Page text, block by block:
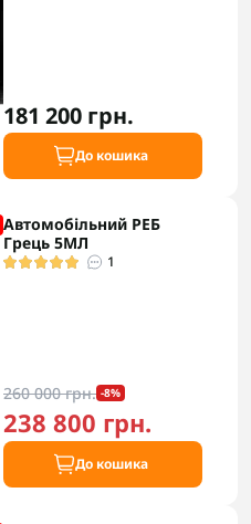
181 200 грн.
До кошика
Автомобільний РЕБ
Грець 5МЛ
1
260 000 грн. -8%
238 800 грн.
До кошика